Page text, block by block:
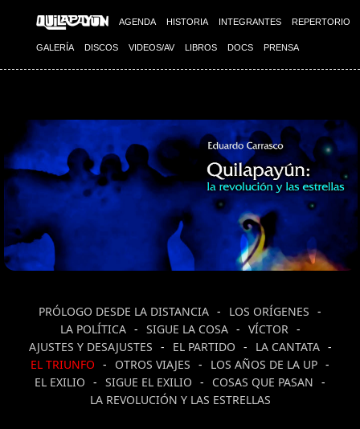
AGENDA HISTORIA INTEGRANTES REPERTORIO
GALERÍA DISCOS VIDEOS/AV LIBROS DOCS PRENSA
PRÓLOGO DESDE LA DISTANCIA - LOS ORÍGENES -
LA POLÍTICA - SIGUE LA COSA - VÍCTOR -
AJUSTES Y DESAJUSTES - EL PARTIDO - LA CANTATA -
EL TRIUNFO - OTROS VIAJES - LOS AÑOS DE LA UP -
EL EXILIO - SIGUE EL EXILIO - COSAS QUE PASAN -
LA REVOLUCIÓN Y LAS ESTRELLAS